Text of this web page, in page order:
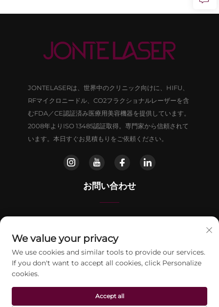
JONTELASERは、世界中のクリニック向けに、HIFU、
RFマイクロニードル、CO2フラクショナルレーザーを含
むFDA／CE認証済み医療用美容機器を提供しています。
2008年よりISO 13485認証取得。専門家から信頼されて
います。本日すぐお見積もりをご依頼ください。
お問い合わせ
+86-13911459627
[email protected]
© 2026 北京ジョンテレーザー科技有限公司。全著作権を保有します。
We value your privacy
We use cookies and similar tools to provide our services.
If you don't want to accept all cookies, click Personalize
cookies.
Accept all